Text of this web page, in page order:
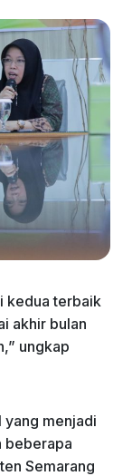
kedua terbaik
akhir bulan
ungkap
yang menjadi
beberapa
Semarang